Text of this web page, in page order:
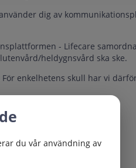
dig av
- Lifecare
heldygnsvård ska ske.
enkelhetens skull har vi
delar kring hur
du vår användning av